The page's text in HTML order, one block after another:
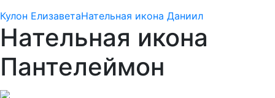
Кулон ЕлизаветаНательная икона Даниил
Нательная икона
Пантелеймон